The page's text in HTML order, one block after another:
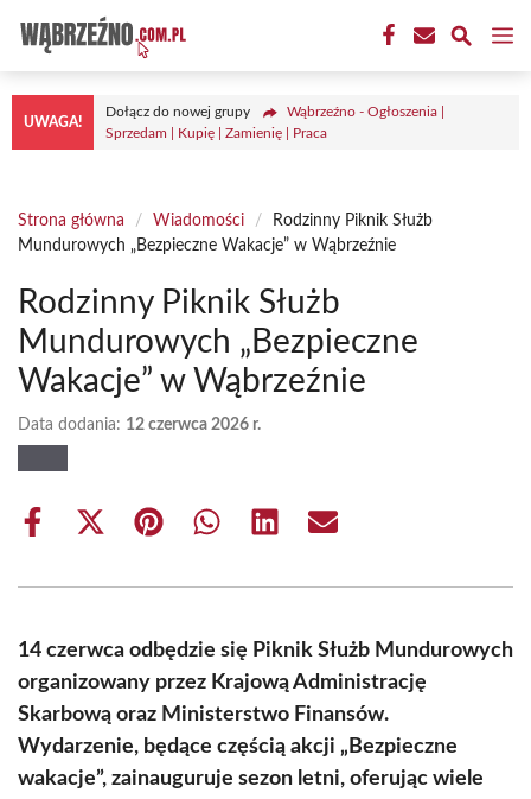
treści
UWAGA!
Dołącz do nowej grupy
Wąbrzeźno - Ogłoszenia |
Sprzedam | Kupię | Zamienię | Praca
Strona główna / Wiadomości /
Rodzinny Piknik Służb
Mundurowych „Bezpieczne Wakacje” w Wąbrzeźnie
Rodzinny Piknik Służb
Mundurowych „Bezpieczne
Wakacje” w Wąbrzeźnie
Data dodania: 12 czerwca 2026 r.
Share
Share
(Twitter)
Share Share Share Share
14 czerwca odbędzie się Piknik Służb Mundurowych
organizowany przez Krajową Administrację
Skarbową oraz Ministerstwo Finansów.
Wydarzenie, będące częścią akcji „Bezpieczne
wakacje”, zainauguruje sezon letni, oferując wiele